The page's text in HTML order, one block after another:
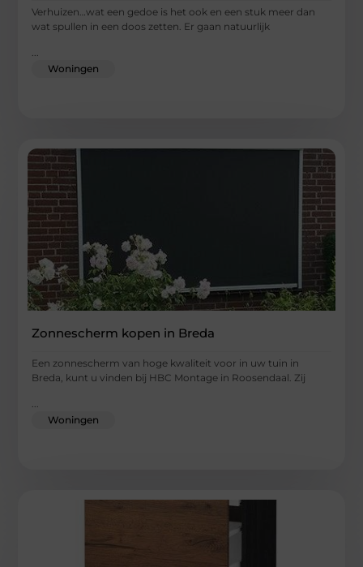
Verhuizen…wat een gedoe is het ook en een stuk meer dan
wat spullen in een doos zetten. Er gaan natuurlijk
...
Woningen
Zonnescherm kopen in Breda
Een zonnescherm van hoge kwaliteit voor in uw tuin in
Breda, kunt u vinden bij HBC Montage in Roosendaal. Zij
...
Woningen